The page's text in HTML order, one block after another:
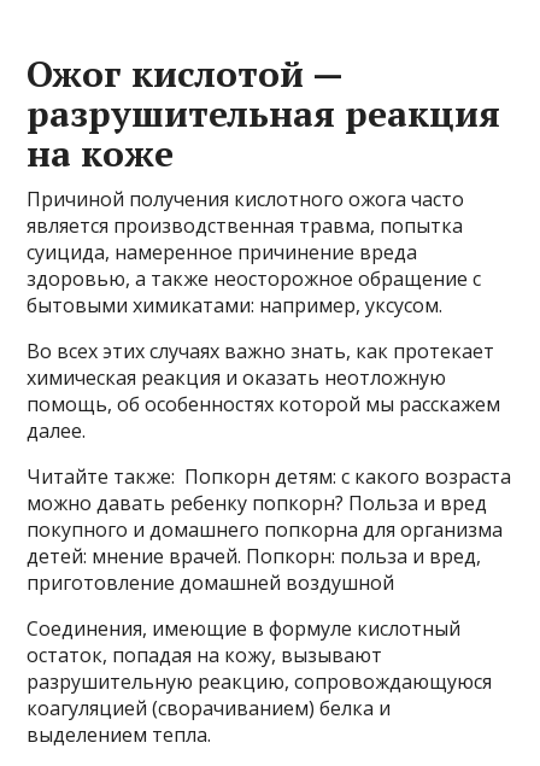
Ожог кислотой —
разрушительная реакция
на коже
Причиной получения кислотного ожога часто
является производственная травма, попытка
суицида, намеренное причинение вреда
здоровью, а также неосторожное обращение с
бытовыми химикатами: например, уксусом.
Во всех этих случаях важно знать, как протекает
химическая реакция и оказать неотложную
помощь, об особенностях которой мы расскажем
далее.
Читайте также: Попкорн детям: с какого возраста
можно давать ребенку попкорн? Польза и вред
покупного и домашнего попкорна для организма
детей: мнение врачей. Попкорн: польза и вред,
приготовление домашней воздушной
Соединения, имеющие в формуле кислотный
остаток, попадая на кожу, вызывают
разрушительную реакцию, сопровождающуюся
коагуляцией (сворачиванием) белка и
выделением тепла.